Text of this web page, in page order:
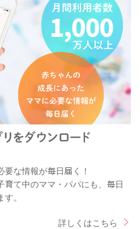
な情報が毎日届く！
て中のママ・パパにも、毎日
。
詳しくはこちら